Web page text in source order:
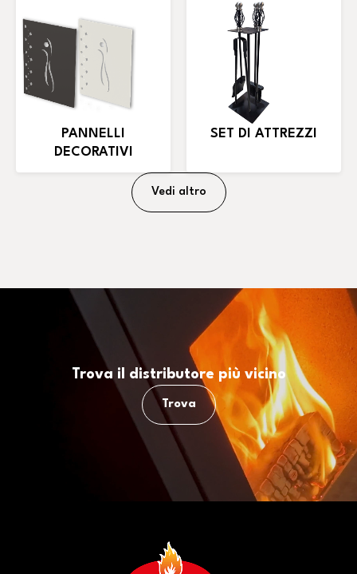
PANNELLI
DECORATIVI
SET DI ATTREZZI
Vedi altro
Trova il distributore più vicino
Trova